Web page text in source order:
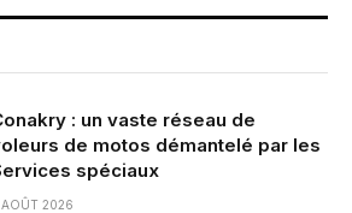
: un vaste réseau de
de motos démantelé par les
spéciaux
2026